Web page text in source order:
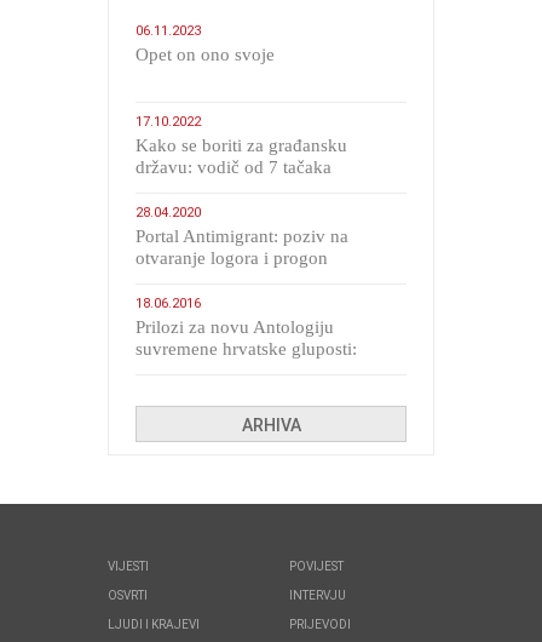
06.11.2023
​Opet on ono svoje
17.10.2022
Kako se boriti za građansku
državu: vodič od 7 tačaka
28.04.2020
Portal Antimigrant: poziv na
otvaranje logora i progon
18.06.2016
Prilozi za novu Antologiju
suvremene hrvatske gluposti:
ARHIVA
VIJESTI
OSVRTI
LJUDI I KRAJEVI
POVIJEST
INTERVJU
PRIJEVODI